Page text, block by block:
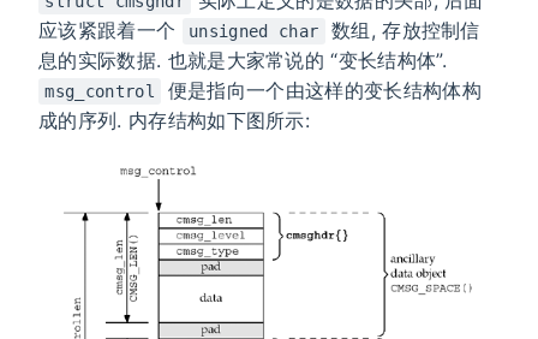
应该紧跟着一个
unsigned char
数组, 存放控制信
息的实际数据. 也就是大家常说的 “变长结构体”.
msg_control
便是指向一个由这样的变长结构体构
成的序列. 内存结构如下图所示: